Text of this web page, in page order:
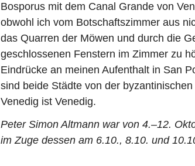
Bosporus mit dem Canal Grande von
obwohl ich vom Botschaftszimmer aus
das Quarren der Möwen und durch die
geschlossenen Fenstern im Zimmer zu
Eindrücke an meinen Aufenthalt in San
sind beide Städte von der
Venedig ist Venedig.
Peter Simon Altmann war von 4.–12.
im Zuge dessen am 6.10., 8.10. und